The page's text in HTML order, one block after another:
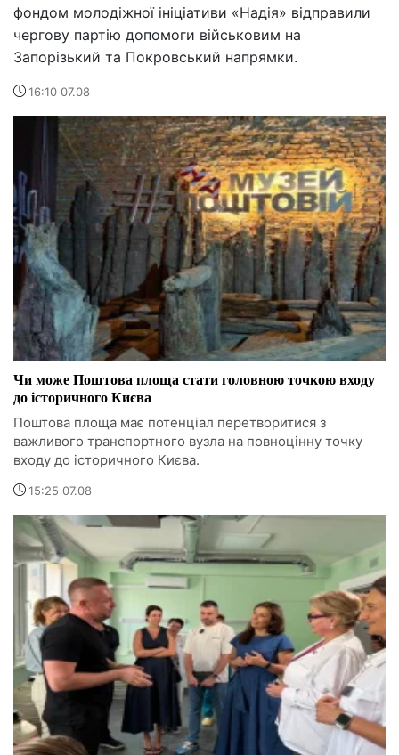
фондом молодіжної ініціативи «Надія» відправили
чергову партію допомоги військовим на
Запорізький та Покровський напрямки.
16:10 07.08
Чи може Поштова площа стати головною точкою входу
до історичного Києва
Поштова площа має потенціал перетворитися з
важливого транспортного вузла на повноцінну точку
входу до історичного Києва.
15:25 07.08